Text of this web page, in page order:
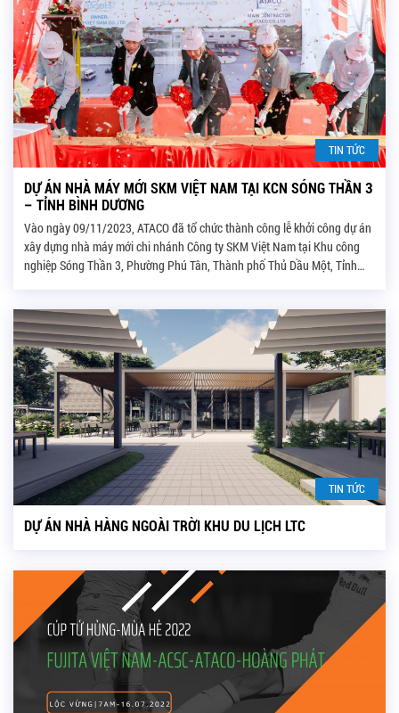
TIN TỨC
DỰ ÁN NHÀ MÁY MỚI SKM VIỆT NAM TẠI KCN SÓNG THẦN 3
– TỈNH BÌNH DƯƠNG
Vào ngày 09/11/2023, ATACO đã tổ chức thành công lễ khởi công dự án
xây dựng nhà máy mới chi nhánh Công ty SKM Việt Nam tại Khu công
nghiệp Sóng Thần 3, Phường Phú Tân, Thành phố Thủ Dầu Một, Tỉnh
TIN TỨC
DỰ ÁN NHÀ HÀNG NGOÀI TRỜI KHU DU LỊCH LTC